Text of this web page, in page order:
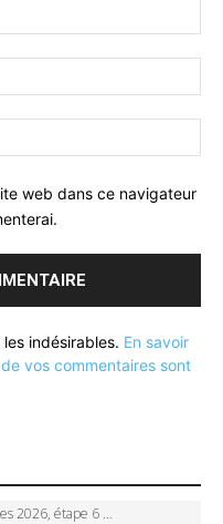
web dans ce navigateur
indésirables. En savoir
vos commentaires sont
gagne à Tournon, Reusser en jaune